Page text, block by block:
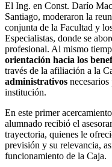
El Ing. en Const. Darío
Santiago, moderaron la
conjunta de la Facultad y
Especialistas, donde se
profesional. Al mismo
orientación hacia los
través de la afiliación a la
administrativos
institución.
En este primer
alumnado recibió el
trayectoria, quienes le
previsión y su relevancia,
funcionamiento de la Caja.